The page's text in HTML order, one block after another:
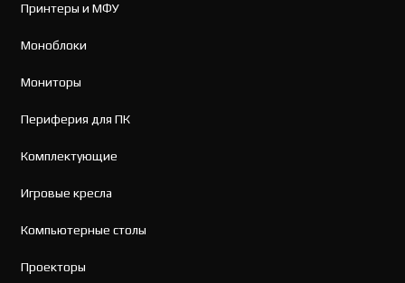
Принтеры и МФУ
Моноблоки
Мониторы
Периферия для ПК
Комплектующие
Игровые кресла
Компьютерные столы
Проекторы